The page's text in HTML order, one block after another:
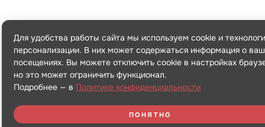
Для удобства работы сайта мы используем cookie и
персонализации. В них может содержаться информация о
посещениях. Вы можете отключить cookie в настройках
но это может ограничить функционал.
Подробнее — в Политике конфиденциальности
ПОНЯТНО